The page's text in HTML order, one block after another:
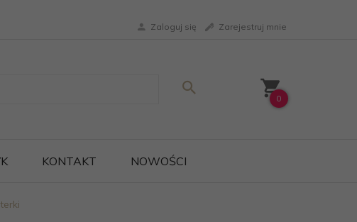
Zaloguj się Zarejestruj mnie
0
KONTAKT NOWOŚCI